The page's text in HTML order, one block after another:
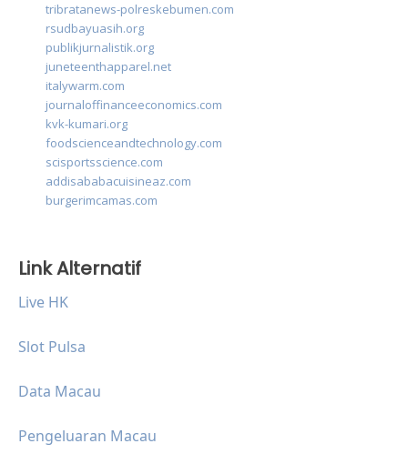
tribratanews-polreskebumen.com
rsudbayuasih.org
publikjurnalistik.org
juneteenthapparel.net
italywarm.com
journaloffinanceeconomics.com
kvk-kumari.org
foodscienceandtechnology.com
scisportsscience.com
addisababacuisineaz.com
burgerimcamas.com
Link Alternatif
Live HK
Slot Pulsa
Data Macau
Pengeluaran Macau